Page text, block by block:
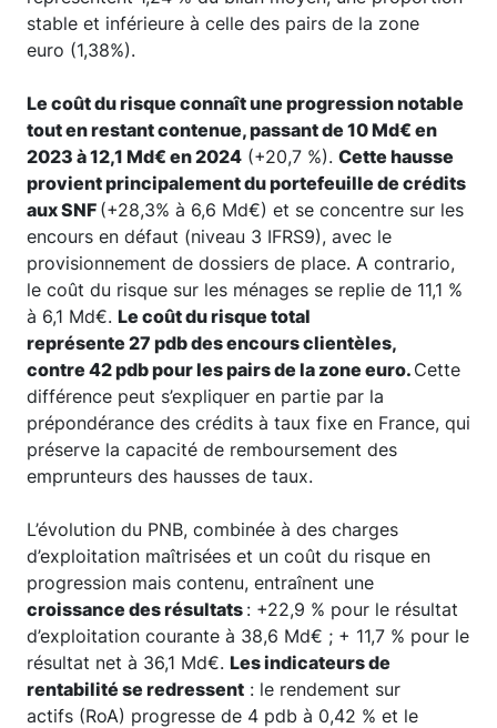
stable et inférieure à celle des pairs de la zone
euro (1,38%).
Le coût du risque connaît une progression notable
tout en restant contenue, passant de 10 Md€ en
2023 à 12,1 Md€ en 2024 (+20,7 %). Cette hausse
provient principalement du portefeuille de crédits
aux SNF (+28,3% à 6,6 Md€) et se concentre sur les
encours en défaut (niveau 3 IFRS9), avec le
provisionnement de dossiers de place. A contrario,
le coût du risque sur les ménages se replie de 11,1 %
à 6,1 Md€. Le coût du risque total
représente 27 pdb des encours clientèles,
contre 42 pdb pour les pairs de la zone euro. Cette
différence peut s’expliquer en partie par la
prépondérance des crédits à taux fixe en France, qui
préserve la capacité de remboursement des
emprunteurs des hausses de taux.
L’évolution du PNB, combinée à des charges
d’exploitation maîtrisées et un coût du risque en
progression mais contenu, entraînent une
croissance des résultats : +22,9 % pour le résultat
d’exploitation courante à 38,6 Md€ ; + 11,7 % pour le
résultat net à 36,1 Md€. Les indicateurs de
rentabilité se redressent : le rendement sur
actifs (RoA) progresse de 4 pdb à 0,42 % et le